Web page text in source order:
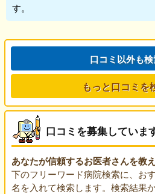
す。
口コミ以外も
もっと口コミを
口コミを募集していま
あなたが信頼するお医者さんを教
下のフリーワード病院検索に、お
名を入れて検索します。検索結果